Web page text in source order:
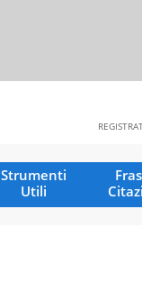
Strumenti
Utili